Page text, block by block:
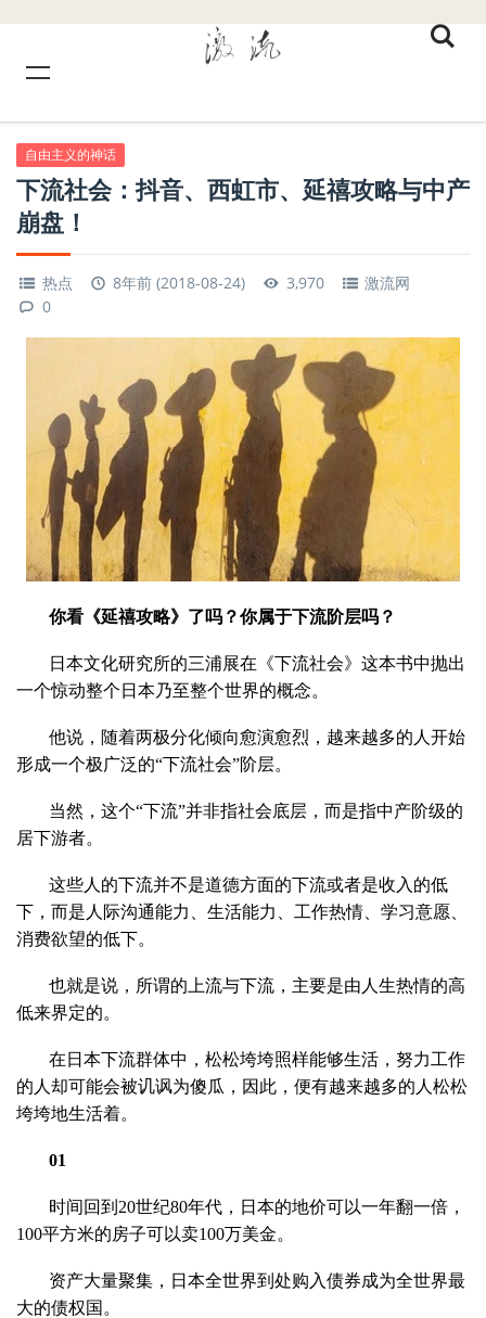
自由主义的神话
下流社会：抖音、西虹市、延禧攻略与中产
崩盘！
热点 8年前 (2018-08-24) 3,970
激流网
0
你看《延禧攻略》了吗？你属于下流阶层吗？
日本文化研究所的三浦展在《下流社会》这本书中抛出
一个惊动整个日本乃至整个世界的概念。
他说，随着两极分化倾向愈演愈烈，越来越多的人开始
形成一个极广泛的“下流社会”阶层。
当然，这个“下流”并非指社会底层，而是指中产阶级的
居下游者。
这些人的下流并不是道德方面的下流或者是收入的低
下，而是人际沟通能力、生活能力、工作热情、学习意愿、
消费欲望的低下。
也就是说，所谓的上流与下流，主要是由人生热情的高
低来界定的。
在日本下流群体中，松松垮垮照样能够生活，努力工作
的人却可能会被讥讽为傻瓜，因此，便有越来越多的人松松
垮垮地生活着。
01
时间回到20世纪80年代，日本的地价可以一年翻一倍，
100平方米的房子可以卖100万美金。
资产大量聚集，日本全世界到处购入债券成为全世界最
大的债权国。